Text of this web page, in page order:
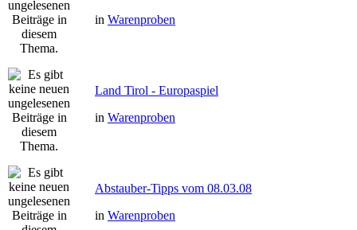
in Warenproben
Land Tirol - Europaspiel
in Warenproben
Abstauber-Tipps vom 08.03.08
in Warenproben